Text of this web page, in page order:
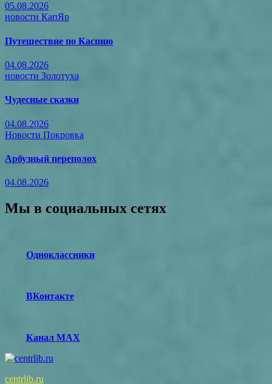
05.08.2026
новости КапЯр
Путешествие по Каспию
04.08.2026
новости Золотуха
Чудесные сказки
04.08.2026
Новости Покровка
Арбузный переполох
04.08.2026
Мы в социальных сетях
Одноклассники
ВКонтакте
Канал MAX
centrlib.ru